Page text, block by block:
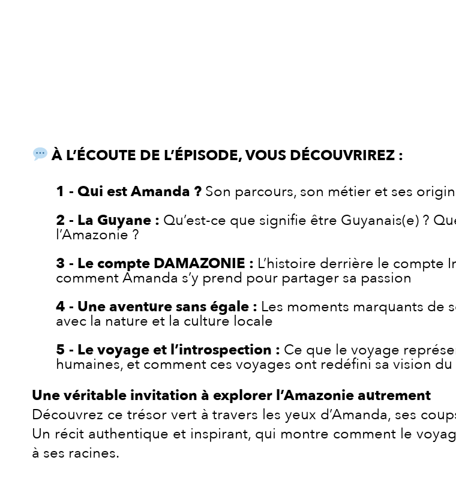
À L’ÉCOUTE DE L’ÉPISODE, VOUS DÉCOUVRIREZ :
Qui est Amanda ? Son parcours, son métier et ses
La Guyane : Qu’est-ce que signifie être Guyanais(e) ?
l’Amazonie ?
Le compte DAMAZONIE : L’histoire derrière le compte
comment Amanda s’y prend pour partager sa passion
Une aventure sans égale : Les moments marquants de
avec la nature et la culture locale
Le voyage et l’introspection : Ce que le voyage
humaines, et comment ces voyages ont redéfini sa vision
Une véritable invitation à explorer l’Amazonie autrement
Découvrez ce trésor vert à travers les yeux d’Amanda, ses
Un récit authentique et inspirant, qui montre comment le
à ses racines.